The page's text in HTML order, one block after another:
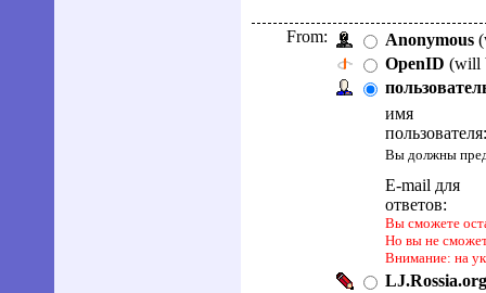
From: Anonymous
OpenID (will
имя
Вы должны
E-mail для
ответов:
Вы сможете
Но вы не
Внимание: на